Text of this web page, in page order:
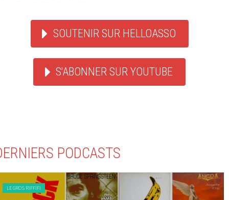
SOUTENIR SUR HELLOASSO
S'ABONNER SUR YOUTUBE
PODCASTS
LE GROS RIFFIFI